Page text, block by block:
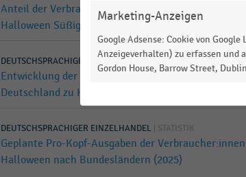
Anteil der Verbraucher:innen in ausgewählten
Halloween Süßigkeiten kauften (2024)
DEUTSCHSPRACHIGER EINZELHANDEL STATISTIK
Entwicklung der geplanten Ausgaben der
Deutschland zu Halloween (2025)
DEUTSCHSPRACHIGER EINZELHANDEL STATISTIK
Geplante Pro-Kopf-Ausgaben der
Halloween nach Bundesländern (2025)
Marketing-Anzeigen
Google Adsense: Cookie von
Anzeigeverhalten) zu erfassen und
Gordon House, Barrow Street,